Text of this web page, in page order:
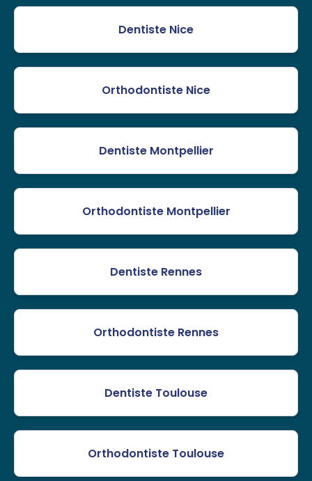
Dentiste Nice
Orthodontiste Nice
Dentiste Montpellier
Orthodontiste Montpellier
Dentiste Rennes
Orthodontiste Rennes
Dentiste Toulouse
Orthodontiste Toulouse